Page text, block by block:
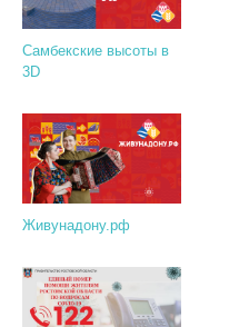
Самбекские высоты в
3D
Живунадону.рф